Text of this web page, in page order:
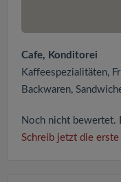
Cafe, Konditorei
Kaffeespezialitäten,
Backwaren,
Noch nicht bewertet.
Schreib jetzt die